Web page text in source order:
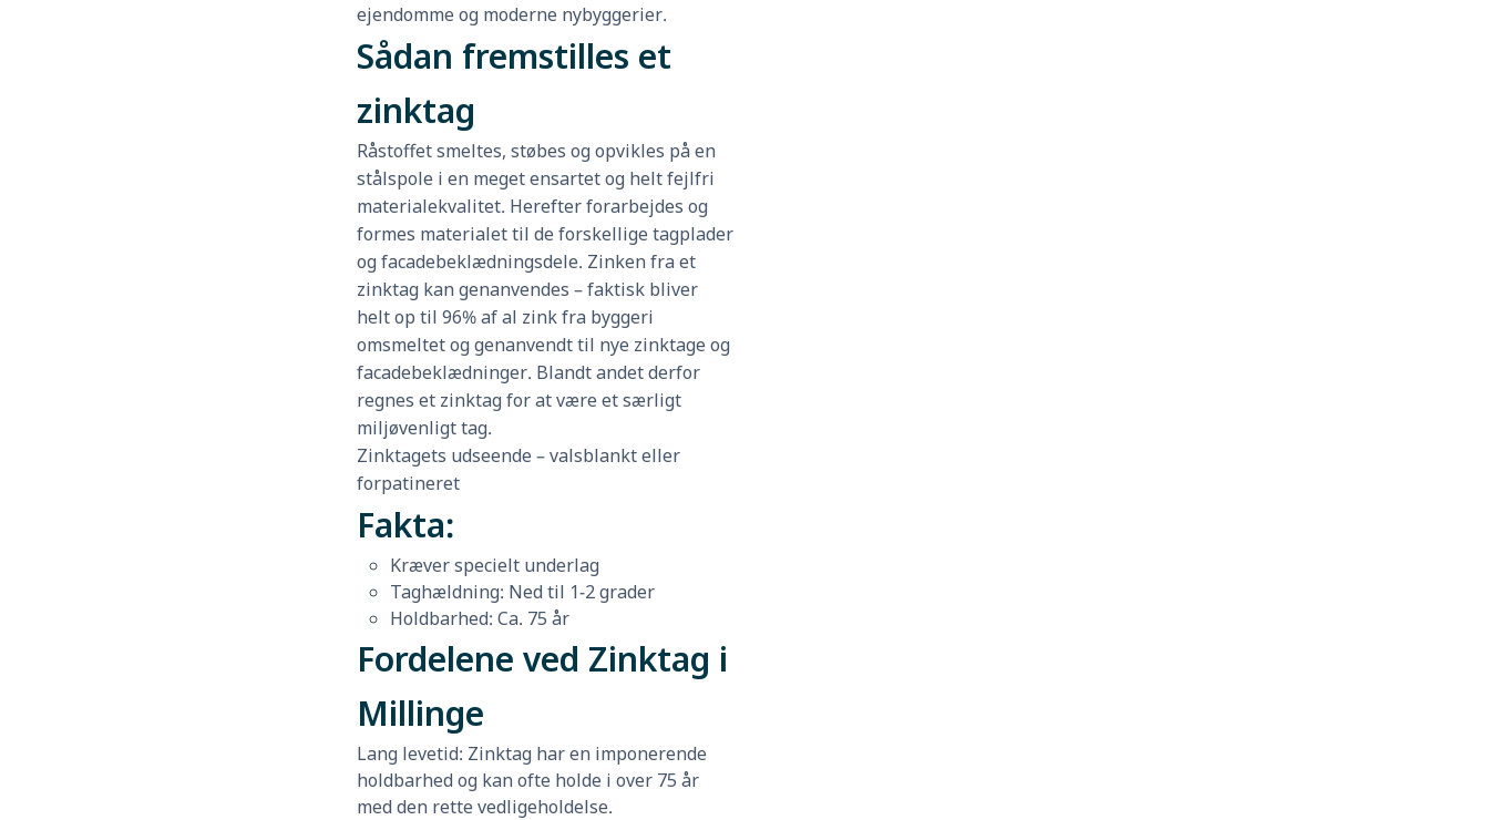
ejendomme og moderne nybyggerier.
Sådan fremstilles et
zinktag
Råstoffet smeltes, støbes og opvikles på en
stålspole i en meget ensartet og helt fejlfri
materialekvalitet. Herefter forarbejdes og
formes materialet til de forskellige tagplader
og facadebeklædningsdele. Zinken fra et
zinktag kan genanvendes – faktisk bliver
helt op til 96% af al zink fra byggeri
omsmeltet og genanvendt til nye zinktage og
facadebeklædninger. Blandt andet derfor
regnes et zinktag for at være et særligt
miljøvenligt tag.
Zinktagets udseende – valsblankt eller
forpatineret
Fakta:
Kræver specielt underlag
Taghældning: Ned til 1-2 grader
Holdbarhed: Ca. 75 år
Fordelene ved Zinktag i
Millinge
Lang levetid: Zinktag har en imponerende
holdbarhed og kan ofte holde i over 75 år
med den rette vedligeholdelse.